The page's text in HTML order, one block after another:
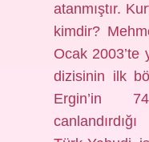
atanmıştır.
kimdir?
Ocak 2003’te
dizisinin ilk
Ergin’in